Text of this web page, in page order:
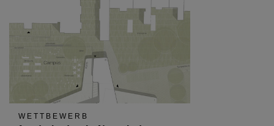
WETTBEWERB